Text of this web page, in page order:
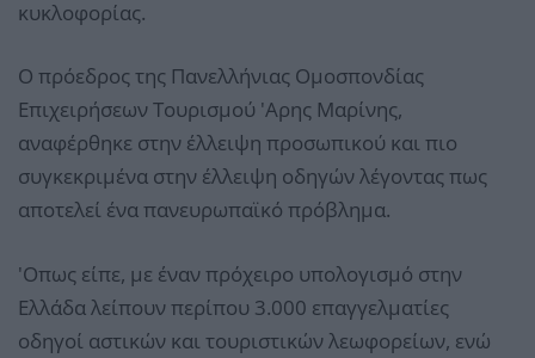
κυκλοφορίας.
Ο πρόεδρος της Πανελλήνιας Ομοσπονδίας
Επιχειρήσεων Τουρισμού 'Αρης Μαρίνης,
αναφέρθηκε στην έλλειψη προσωπικού και πιο
συγκεκριμένα στην έλλειψη οδηγών λέγοντας πως
αποτελεί ένα πανευρωπαϊκό πρόβλημα.
'Οπως είπε, με έναν πρόχειρο υπολογισμό στην
Ελλάδα λείπουν περίπου 3.000 επαγγελματίες
οδηγοί αστικών και τουριστικών λεωφορείων, ενώ